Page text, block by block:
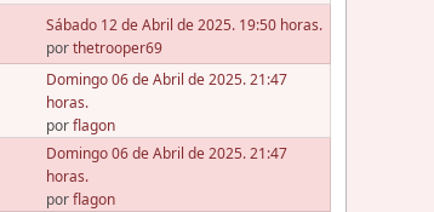
Sábado 12 de Abril de 2025. 19:50 horas.
porthetrooper69
Domingo 06 de Abril de 2025. 21:47
horas.
porflagon
Domingo 06 de Abril de 2025. 21:47
horas.
porflagon